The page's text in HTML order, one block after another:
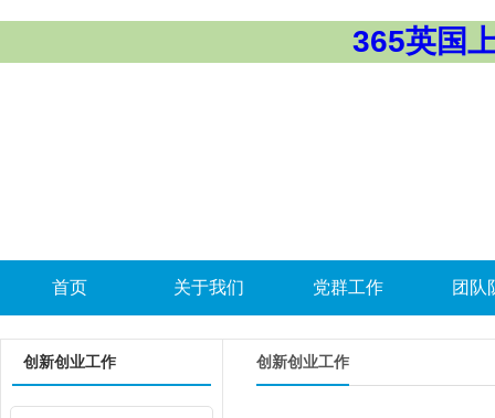
365英国
首页 关于我们 党群工作 团队
创新创业工作 创新创业工作